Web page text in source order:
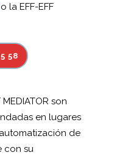
o la EFF-EFF
58
son
en lugares
de
con su